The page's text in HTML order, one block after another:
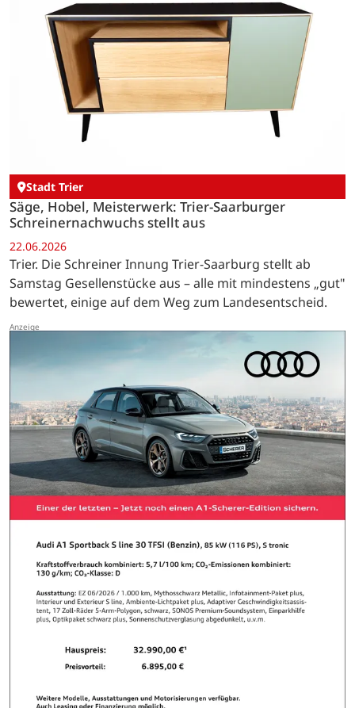
Stadt Trier
Säge, Hobel, Meisterwerk: Trier-Saarburger
Schreinernachwuchs stellt aus
22.06.2026
Trier. Die Schreiner Innung Trier-Saarburg stellt ab
Samstag Gesellenstücke aus – alle mit mindestens „gut"
bewertet, einige auf dem Weg zum Landesentscheid.